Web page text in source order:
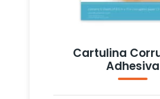
Cartulina
Adhesiva